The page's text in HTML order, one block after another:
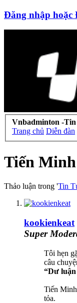
Đăng nhập hoặc
Vnbadminton -
Trang chủ Diễn đàn
Tiến
Thảo luận trong 'Tin
kookienkeat
Super
Tôi hẹn
câu
“Dư
Tiến
tỏa.